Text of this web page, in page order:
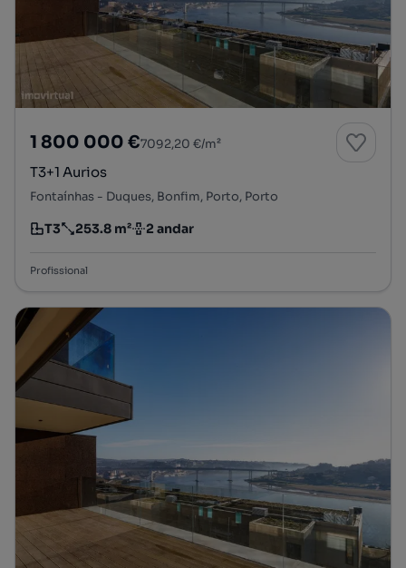
1 800 000 €7092,20 €/m²
T3+1 Aurios
Fontaínhas - Duques, Bonfim, Porto, Porto
Tipologia
T3
Preço por metro quadrado
253.8 m²
Andar 2 andar
Profissional